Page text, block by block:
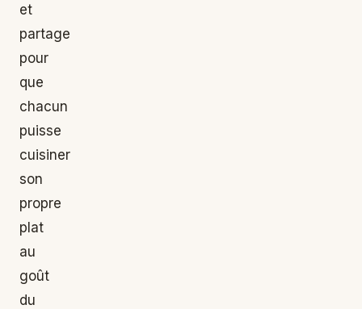
et
partage
pour
que
chacun
puisse
cuisiner
son
propre
plat
au
goût
du